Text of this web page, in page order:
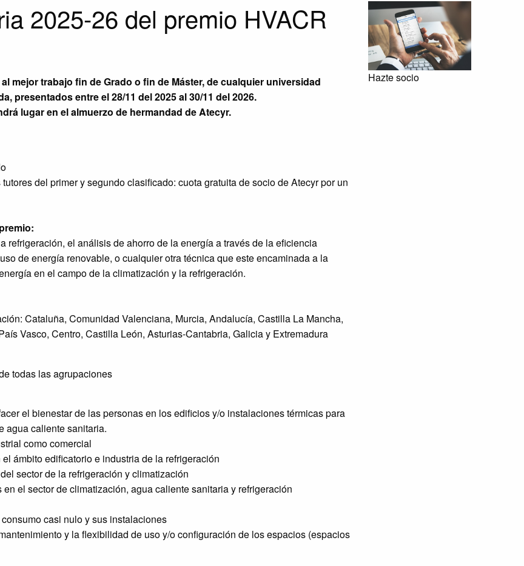
2025-26 del premio HVACR
mejor trabajo fin de Grado o fin de Máster, de cualquier universidad
presentados entre el 28/11 del 2025 al 30/11 del 2026.
lugar en el almuerzo de hermandad de Atecyr.
del primer y segundo clasificado: cuota gratuita de socio de Atecyr por un
refrigeración, el análisis de ahorro de la energía a través de la eficiencia
de energía renovable, o cualquier otra técnica que este encaminada a la
en el campo de la climatización y la refrigeración.
Cataluña, Comunidad Valenciana, Murcia, Andalucía, Castilla La Mancha,
Vasco, Centro, Castilla León, Asturias-Cantabria, Galicia y Extremadura
todas las agrupaciones
el bienestar de las personas en los edificios y/o instalaciones térmicas para
agua caliente sanitaria.
como comercial
ámbito edificatorio e industria de la refrigeración
sector de la refrigeración y climatización
el sector de climatización, agua caliente sanitaria y refrigeración
casi nulo y sus instalaciones
y la flexibilidad de uso y/o configuración de los espacios (espacios
Hazte socio